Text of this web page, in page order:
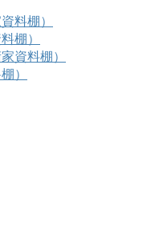
料棚）
棚）
資料棚）
）